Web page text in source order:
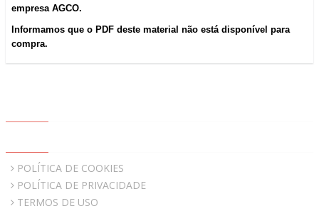
empresa AGCO.
Informamos que o PDF deste material não está disponível para
compra.
POLÍTICA DE COOKIES
POLÍTICA DE PRIVACIDADE
TERMOS DE USO